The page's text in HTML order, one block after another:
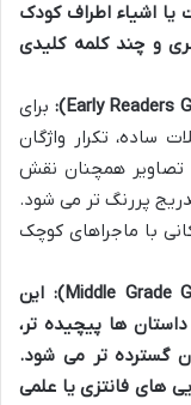
یا اشیاء اطراف کودک
و چند کلمه کلیدی
برای
ساده، تکرار واژگان
تصاویر همچنان نقش
پررنگ تر می شود.
با ماجراهای کوچک
این
است. داستان ها پیچیده تر،
گسترده تر می شود.
های فانتزی یا علمی